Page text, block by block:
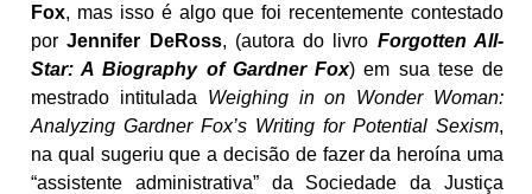
Fox, mas isso é algo que foi recentemente contestado
porJennifer DeRoss, (autora do livro Forgotten All-
Star: A Biography of Gardner Fox) em sua tese de
mestrado intitulada Weighing in on Wonder Woman:
Analyzing Gardner Fox’s Writing for Potential Sexism,
na qual sugeriu que a decisão de fazer da heroína uma
“assistente administrativa” da Sociedade da Justiça